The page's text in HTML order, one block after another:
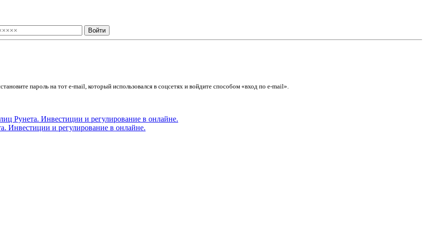
пароль на тот e-mail, который использовался в соцсетях и войдите способом «вход по e-mail».
Инвестиции и регулирование в онлайне.